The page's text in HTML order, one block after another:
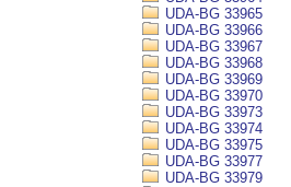
UDA-BG 33965
UDA-BG 33966
UDA-BG 33967
UDA-BG 33968
UDA-BG 33969
UDA-BG 33970
UDA-BG 33973
UDA-BG 33974
UDA-BG 33975
UDA-BG 33977
UDA-BG 33979